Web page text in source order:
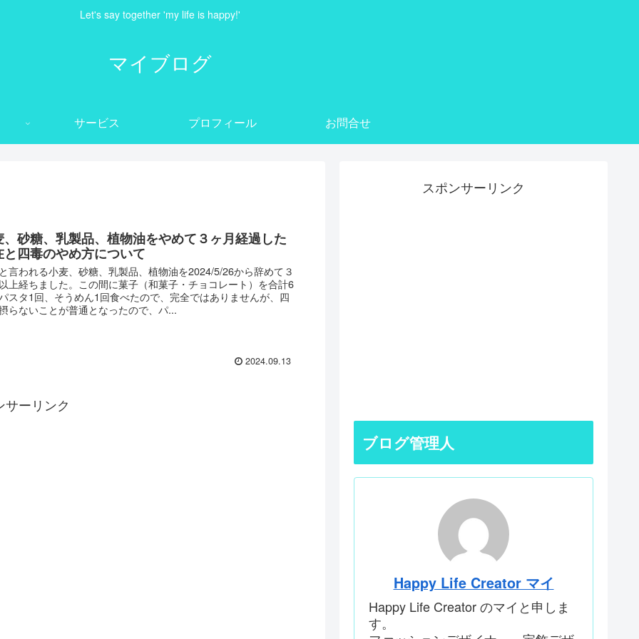
Let's say together 'my life is happy!'
マイブログ
サービス プロフィール お問合せ
、砂糖、乳製品、植物油をやめて３ヶ月経過した
と四毒のやめ方について
言われる小麦、砂糖、乳製品、植物油を2024/5/26から辞めて３
上経ちました。この間に菓子（和菓子・チョコレート）を合計6
スタ1回、そうめん1回食べたので、完全ではありませんが、四
らないことが普通となったので、パ...
2024.09.13
サーリンク
スポンサーリンク
ブログ管理人
Happy Life Creator マイ
Happy Life Creator のマイと申しま
す。